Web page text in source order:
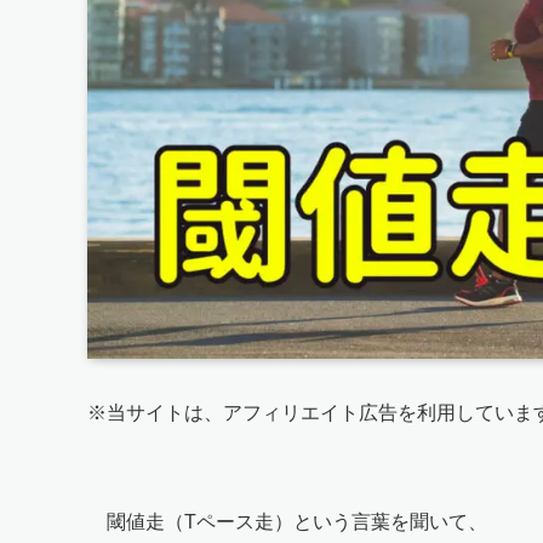
※当サイトは、アフィリエイト広告を利用していま
閾値走（Tペース走）という言葉を聞いて、